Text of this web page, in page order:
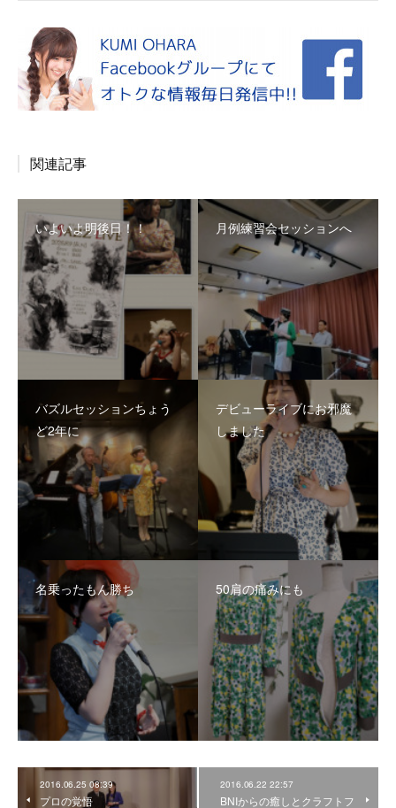
関連記事
いよいよ明後日！！ 月例練習会セッションへ
バズルセッションちょう
ど2年に
デビューライブにお邪魔
しました
名乗ったもん勝ち 50肩の痛みにも
2016.06.25 08:39
プロの覚悟
2016.06.22 22:57
BNIからの癒しとクラフトフ